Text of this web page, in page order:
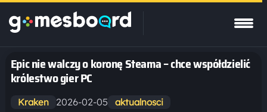
Epic nie walczy o koronę Steama – chce współdzielić
królestwo gier PC
Kraken 2026-02-05 aktualnosci